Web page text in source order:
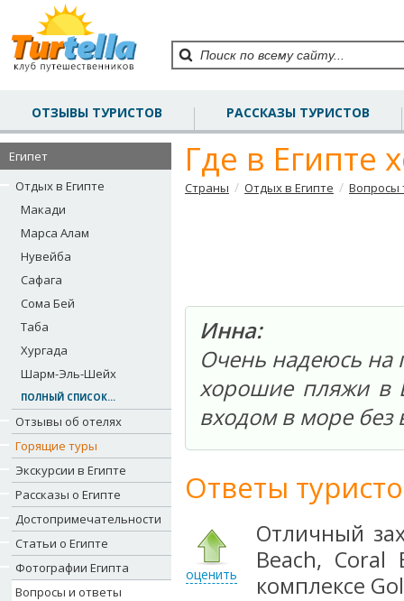
ОТЗЫВЫ ТУРИСТОВ РАССКАЗЫ ТУРИСТОВ
Египет
Отдых в Египте
Макади
Марса Алам
Нувейба
Сафага
Сома Бей
Таба
Хургада
Шарм-Эль-Шейх
ПОЛНЫЙ СПИСОК...
Отзывы об отелях
Горящие туры
Экскурсии в Египте
Рассказы о Египте
Достопримечательности
Статьи о Египте
Фотографии Египта
Вопросы и ответы
Где в Египте
Страны / Отдых в Египте / Вопросы
Инна:
Очень надеюсь на
хорошие пляжи в
входом в море без
Ответы
оценить
Отличный
Beach, Coral
комплексе